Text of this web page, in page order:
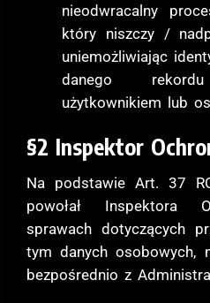
nieodwracalny
który niszczy /
uniemożliwiając
danego
użytkownikiem lub
§2 Inspektor
Na podstawie Art. 37
powołał Inspektora
sprawach dotyczących
tym danych osobowych,
bezpośrednio z